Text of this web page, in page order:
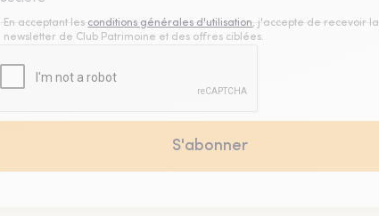
En acceptant les conditions générales d'utilisation, j'accepte de recevoir la
newsletter de Club Patrimoine et des offres ciblées.